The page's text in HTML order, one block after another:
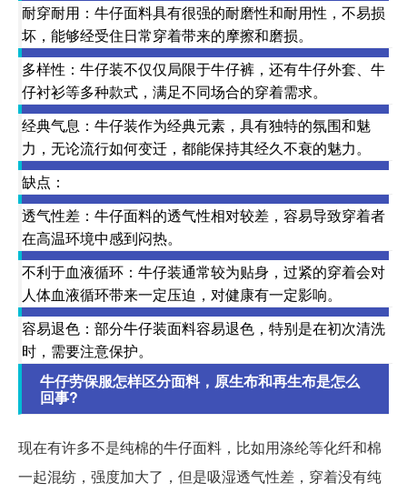
耐穿耐用：牛仔面料具有很强的耐磨性和耐用性，不易损
坏，能够经受住日常穿着带来的摩擦和磨损。
多样性：牛仔装不仅仅局限于牛仔裤，还有牛仔外套、牛
仔衬衫等多种款式，满足不同场合的穿着需求。
经典气息：牛仔装作为经典元素，具有独特的氛围和魅
力，无论流行如何变迁，都能保持其经久不衰的魅力。
缺点：
透气性差：牛仔面料的透气性相对较差，容易导致穿着者
在高温环境中感到闷热。
不利于血液循环：牛仔装通常较为贴身，过紧的穿着会对
人体血液循环带来一定压迫，对健康有一定影响。
容易退色：部分牛仔装面料容易退色，特别是在初次清洗
时，需要注意保护。
牛仔劳保服怎样区分面料，原生布和再生布是怎么
回事?
现在有许多不是纯棉的牛仔面料，比如用涤纶等化纤和棉
一起混纺，强度加大了，但是吸湿透气性差，穿着没有纯